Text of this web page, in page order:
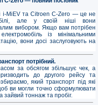
i-MiEV та Citroen C-Zero — це не
але у своїй ніші вони
вибором. Якщо вам потрібен
із мінімальними
вони досі заслуговують на
потрібний.
за обсягом збільшує чек, а
до другого рейсу та
який транспорт під які
ви могли точно сформулювати
зайвий тоннаж та пробіг.